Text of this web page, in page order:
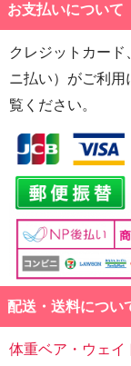
お支払いについて
クレジットカー
ニ払い）がご利用
覧ください。
配送・送料につい
体重ベア・ウェイ